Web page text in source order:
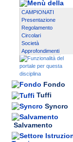
CAMPIONATI
Presentazione
Regolamento
Circolari
Società
Approfondimenti
Fondo
Tuffi
Syncro
Salvamento